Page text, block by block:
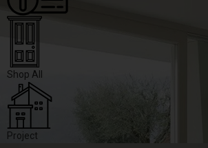
Shop All
Project